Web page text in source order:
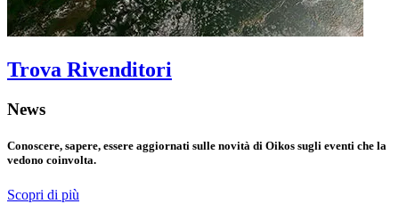
Trova Rivenditori
News
Conoscere, sapere, essere aggiornati sulle novità di Oikos sugli eventi che la
vedono coinvolta.
Scopri di più